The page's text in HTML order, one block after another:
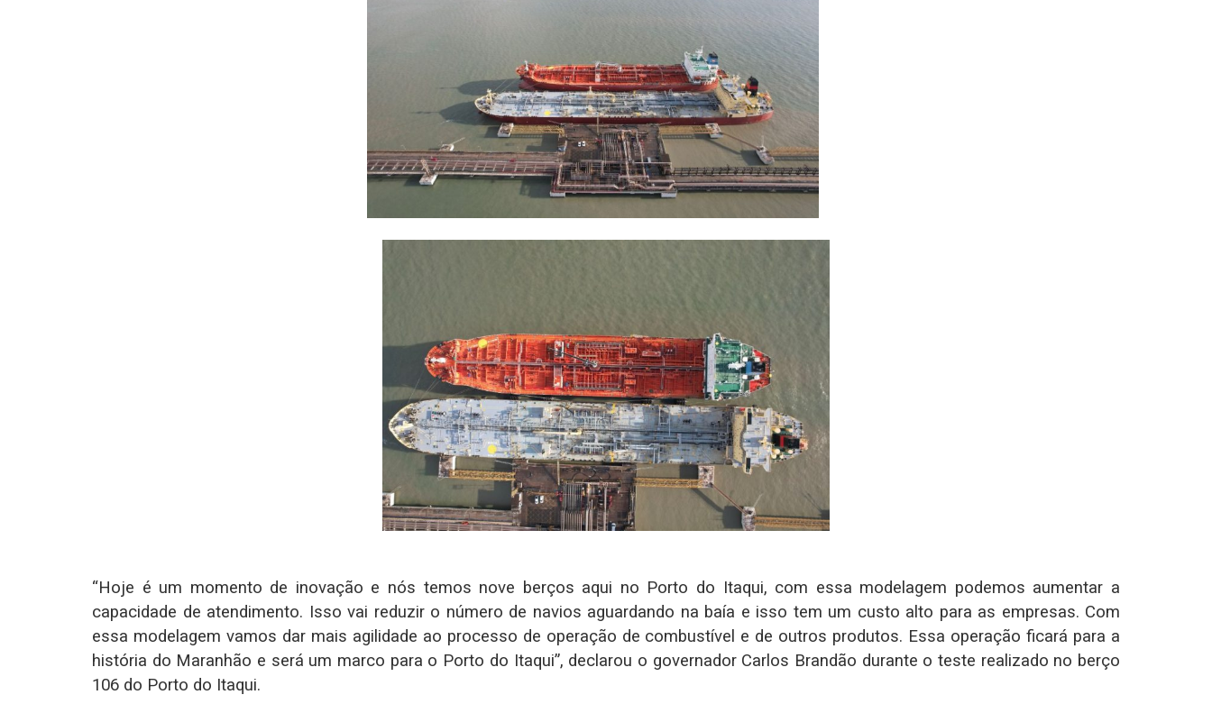
“Hoje é um momento de inovação e nós temos nove berços aqui no Porto do Itaqui, com essa modelagem podemos aumentar a
capacidade de atendimento. Isso vai reduzir o número de navios aguardando na baía e isso tem um custo alto para as empresas. Com
essa modelagem vamos dar mais agilidade ao processo de operação de combustível e de outros produtos. Essa operação ficará para a
história do Maranhão e será um marco para o Porto do Itaqui”, declarou o governador Carlos Brandão durante o teste realizado no berço
106 do Porto do Itaqui.